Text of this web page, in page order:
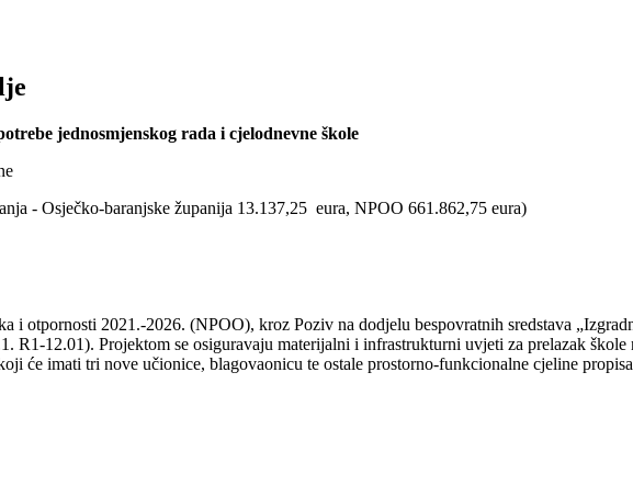
jednosmjenskog rada i cjelodnevne škole
- Osječko-baranjske županija 13.137,25 eura, NPOO 661.862,75 eura)
i otpornosti 2021.-2026. (NPOO), kroz Poziv na dodjelu bespovratnih sredstava
R1-12.01). Projektom se osiguravaju materijalni i infrastrukturni uvjeti za prelazak
će imati tri nove učionice, blagovaonicu te ostale prostorno-funkcionalne cjeline